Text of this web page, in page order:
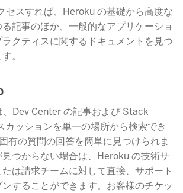
セスすれば、Heroku の基礎から高度な
記事のほか、一般的なアプリケーショ
クティスに関するドキュメントを見つ
。
、Dev Center の記事および Stack
カッションを単一の場所から検索でき
有の質問の回答を簡単に見つけられま
つからない場合は、Heroku の技術サ
は請求チームに対して直接、サポート
することができます。お客様のチケッ